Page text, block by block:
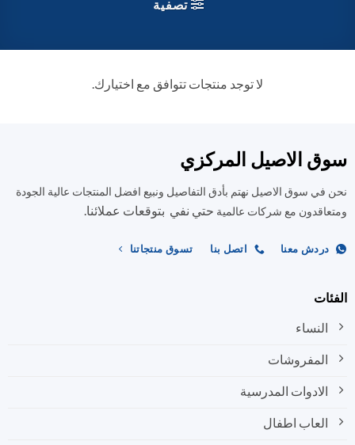
تصفية
لا توجد منتجات تتوافق مع اختيارك.
سوق الاصيل المركزي
نحن في سوق الاصيل نهتم بأدق التفاصيل ونبيع افضل المنتجات عالية الجودة
ومتعاقدون مع شركات عالمية حتي نفي بتوقعات عملائنا.
دردش معنا اتصل بنا تسوق منتجاتنا
الفئات
النساء
المفروشات
الادوات المدرسية
العاب اطفال